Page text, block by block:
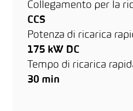
Collegamento per la
CCS
Potenza di ricarica
175 kW DC
Tempo di ricarica
30 min